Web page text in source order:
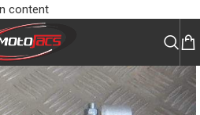
content